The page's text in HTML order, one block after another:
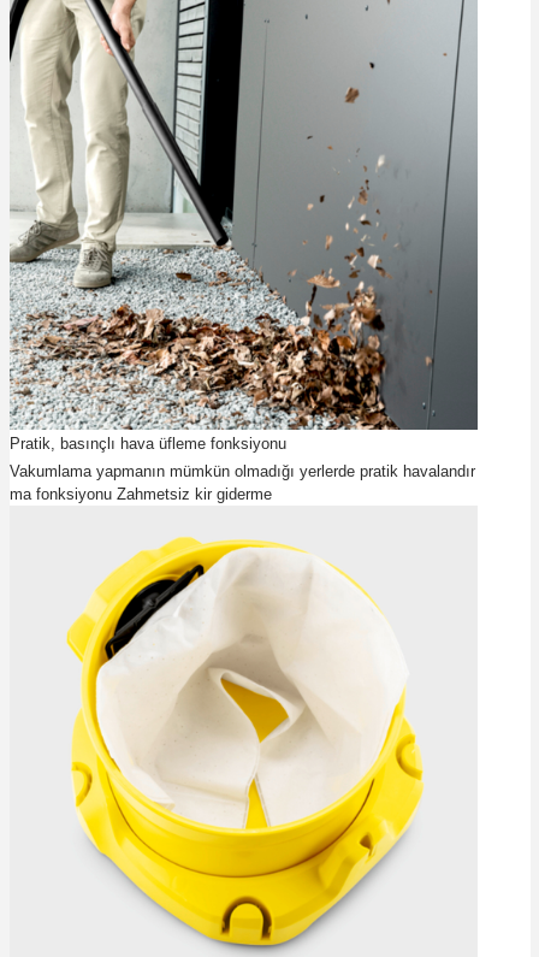
Pratik, basınçlı hava üfleme fonksiyonu
Vakumlama yapmanın mümkün olmadığı yerlerde pratik havalandır
ma fonksiyonu Zahmetsiz kir giderme